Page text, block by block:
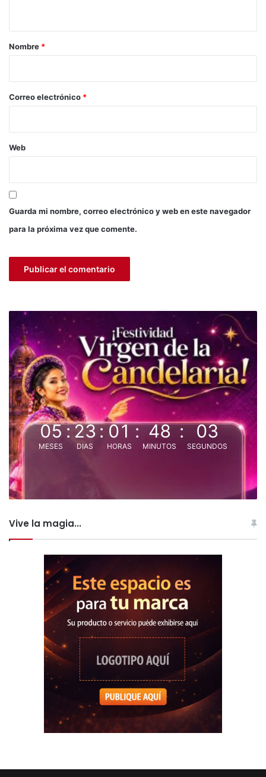
r
*
Nombre *
Correo electrónico *
Web
Guarda mi nombre, correo electrónico y web en este navegador
para la próxima vez que comente.
05
MESES
:23
DIAS
:01
HORAS
: 48
MINUTOS
: 02
SEGUNDOS
Vive la magia...